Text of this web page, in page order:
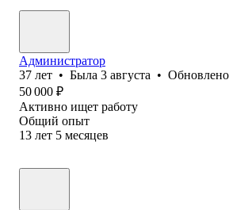
Администратор
37 лет • Была 3 августа • Обновлено
50 000 ₽
Активно ищет работу
Общий опыт
13 лет 5 месяцев